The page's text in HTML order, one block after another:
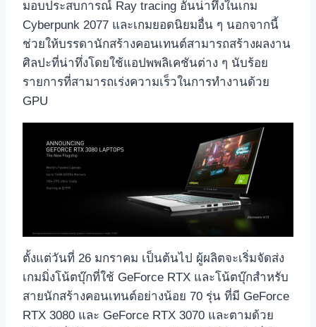
มอบประสบการณ์ Ray tracing อันน่าทึ่งในเกม
Cyberpunk 2077 และเกมยอดนิยมอื่น ๆ นอกจากนี้
ช่วยให้บรรดานักสร้างคอนเทนต์สามารถสร้างผลงาน
ศิลปะที่น่าทึ่งโดยใช้แอปพพลิเคชันต่าง ๆ นับร้อย
รายการที่สามารถเร่งความเร็วในการทำงานด้วย
GPU
ตั้งแต่วันที่ 26 มกราคม เป็นต้นไป ผู้ผลิตจะเริ่มจัดส่ง
เกมมิ่งโน้ตบุ๊กที่ใช้ GeForce RTX และโน้ตบุ๊กสำหรับ
สายนักสร้างคอนเทนต์อย่างน้อย 70 รุ่น ที่มี GeForce
RTX 3080 และ GeForce RTX 3070 และตามด้วย